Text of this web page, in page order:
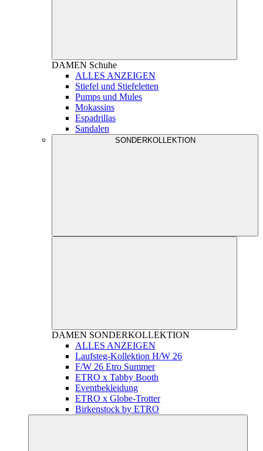
DAMEN Schuhe
ALLES ANZEIGEN
Stiefel und Stiefeletten
Pumps und Mules
Mokassins
Espadrillas
Sandalen
SONDERKOLLEKTION
DAMEN SONDERKOLLEKTION
ALLES ANZEIGEN
Laufsteg-Kollektion H/W 26
F/W 26 Etro Summer
ETRO x Tabby Booth
Eventbekleidung
ETRO x Globe-Trotter
Birkenstock by ETRO